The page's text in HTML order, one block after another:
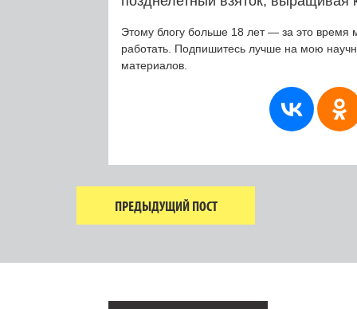
Этому блогу больше 18 лет — за это время
работать. Подпишитесь лучше на мою
материалов.
ПРЕДЫДУЩИЙ ПОСТ